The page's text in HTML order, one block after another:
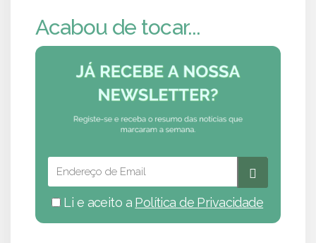
Acabou de tocar...
Li e aceito a Política de Privacidade